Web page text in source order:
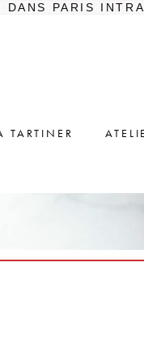
PARIS
TARTINER